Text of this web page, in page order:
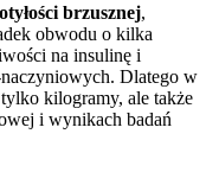
brzusznej,
obwodu o kilka
na insulinę i
Dlatego w
kilogramy, ale także
i wynikach badań